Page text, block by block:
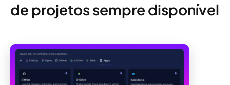
de projetos sempre disponível